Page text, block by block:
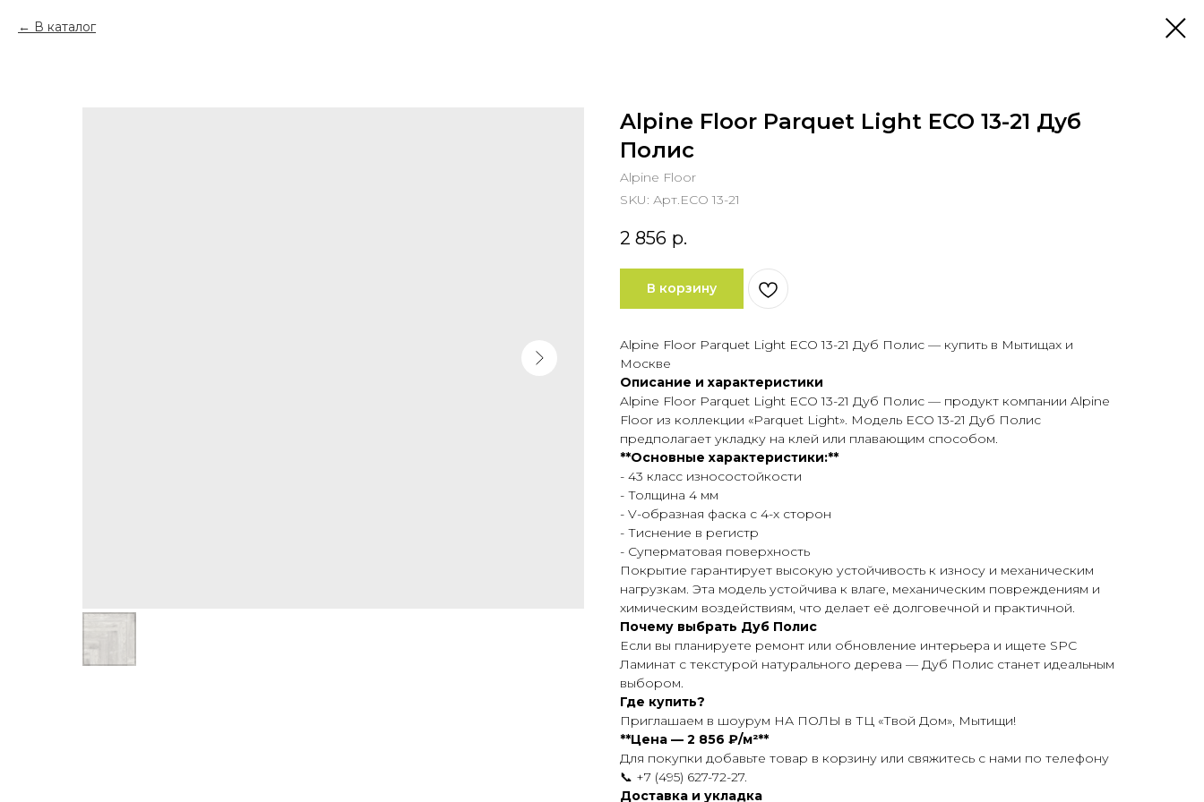
В каталог
Alpine Floor Parquet Light ECO 13-21 Дуб
Полис
Alpine Floor
SKU: Арт.ECO 13-21
2 856 р.
В корзину
Alpine Floor Parquet Light ECO 13-21 Дуб Полис — купить в Мытищах и
Москве
Описание и характеристики
Alpine Floor Parquet Light ECO 13-21 Дуб Полис — продукт компании Alpine
Floor из коллекции «Parquet Light». Модель ECO 13-21 Дуб Полис
предполагает укладку на клей или плавающим способом.
**Основные характеристики:**
- 43 класс износостойкости
- Толщина 4 мм
- V-образная фаска с 4-х сторон
- Тиснение в регистр
- Суперматовая поверхность
Покрытие гарантирует высокую устойчивость к износу и механическим
нагрузкам. Эта модель устойчива к влаге, механическим повреждениям и
химическим воздействиям, что делает её долговечной и практичной.
Почему выбрать Дуб Полис
Если вы планируете ремонт или обновление интерьера и ищете SPC
Ламинат с текстурой натурального дерева — Дуб Полис станет идеальным
выбором.
Где купить?
Приглашаем в шоурум НА ПОЛЫ в ТЦ «Твой Дом», Мытищи!
**Цена — 2 856 ₽/м²**
Для покупки добавьте товар в корзину или свяжитесь с нами по телефону
📞 +7 (495) 627-72-27.
Доставка и укладка